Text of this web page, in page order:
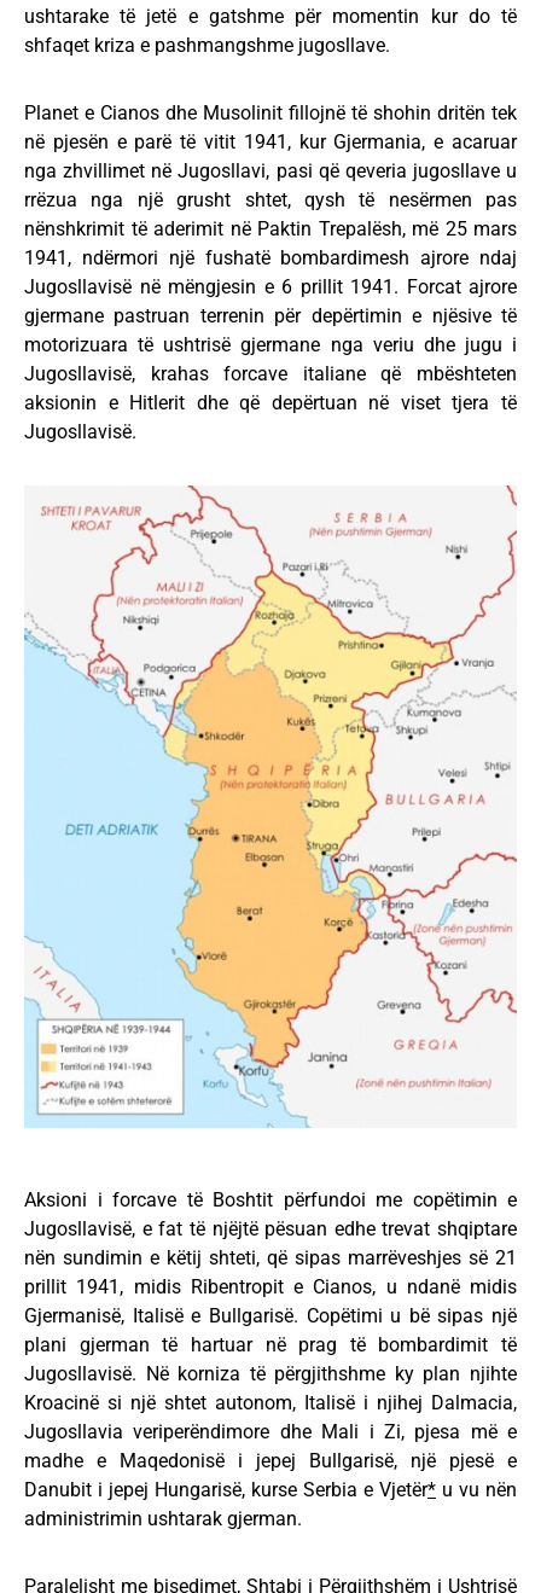
ushtarake të jetë e gatshme për momentin kur do të
shfaqet kriza e pashmangshme jugosllave.
Planet e Cianos dhe Musolinit fillojnë të shohin dritën tek
në pjesën e parë të vitit 1941, kur Gjermania, e acaruar
nga zhvillimet në Jugosllavi, pasi që qeveria jugosllave u
rrëzua nga një grusht shtet, qysh të nesërmen pas
nënshkrimit të aderimit në Paktin Trepalësh, më 25 mars
1941, ndërmori një fushatë bombardimesh ajrore ndaj
Jugosllavisë në mëngjesin e 6 prillit 1941. Forcat ajrore
gjermane pastruan terrenin për depërtimin e njësive të
motorizuara të ushtrisë gjermane nga veriu dhe jugu i
Jugosllavisë, krahas forcave italiane që mbështeten
aksionin e Hitlerit dhe që depërtuan në viset tjera të
Jugosllavisë.
Aksioni i forcave të Boshtit përfundoi me copëtimin e
Jugosllavisë, e fat të njëjtë pësuan edhe trevat shqiptare
nën sundimin e këtij shteti, që sipas marrëveshjes së 21
prillit 1941, midis Ribentropit e Cianos, u ndanë midis
Gjermanisë, Italisë e Bullgarisë. Copëtimi u bë sipas një
plani gjerman të hartuar në prag të bombardimit të
Jugosllavisë. Në korniza të përgjithshme ky plan njihte
Kroacinë si një shtet autonom, Italisë i njihej Dalmacia,
Jugosllavia veriperëndimore dhe Mali i Zi, pjesa më e
madhe e Maqedonisë i jepej Bullgarisë, një pjesë e
Danubit i jepej Hungarisë, kurse Serbia e Vjetër* u vu nën
administrimin ushtarak gjerman.
Paralelisht me bisedimet, Shtabi i Përgjithshëm i Ushtrisë